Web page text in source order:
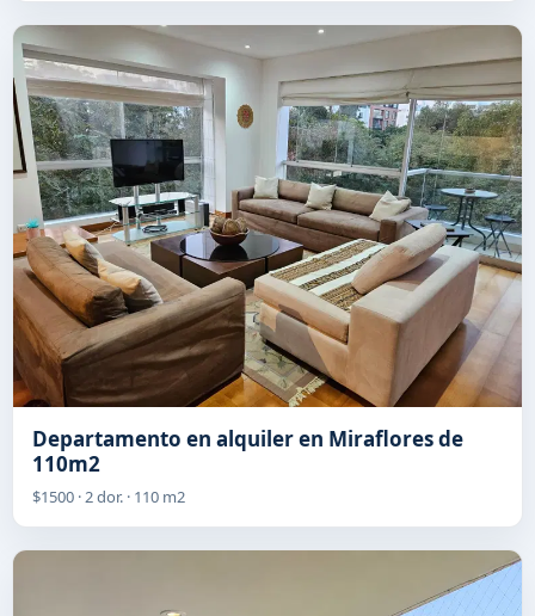
Departamento en alquiler en Miraflores de
110m2
$1500 · 2 dor. · 110 m2